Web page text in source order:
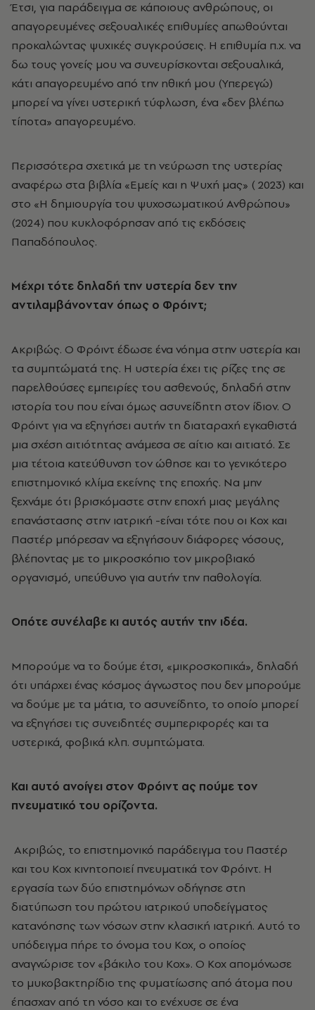
Έτσι, για παράδειγμα σε κάποιους ανθρώπους, οι
απαγορευμένες σεξουαλικές επιθυμίες απωθούνται
προκαλώντας ψυχικές συγκρούσεις. Η επιθυμία π.χ. να
δω τους γονείς μου να συνευρίσκονται σεξουαλικά,
κάτι απαγορευμένο από την ηθική μου (Υπερεγώ)
μπορεί να γίνει υστερική τύφλωση, ένα «δεν βλέπω
τίποτα» απαγορευμένο.
Περισσότερα σχετικά με τη νεύρωση της υστερίας
αναφέρω στα βιβλία «Εμείς και η Ψυχή μας» ( 2023) και
στο «Η δημιουργία του ψυχοσωματικού Ανθρώπου»
(2024) που κυκλοφόρησαν από τις εκδόσεις
Παπαδόπουλος.
Μέχρι τότε δηλαδή την υστερία δεν την
αντιλαμβάνονταν όπως ο Φρόιντ;
Ακριβώς. Ο Φρόιντ έδωσε ένα νόημα στην υστερία και
τα συμπτώματά της. Η υστερία έχει τις ρίζες της σε
παρελθούσες εμπειρίες του ασθενούς, δηλαδή στην
ιστορία του που είναι όμως ασυνείδητη στον ίδιον. Ο
Φρόιντ για να εξηγήσει αυτήν τη διαταραχή εγκαθιστά
μια σχέση αιτιότητας ανάμεσα σε αίτιο και αιτιατό. Σε
μια τέτοια κατεύθυνση τον ώθησε και το γενικότερο
επιστημονικό κλίμα εκείνης της εποχής. Να μην
ξεχνάμε ότι βρισκόμαστε στην εποχή μιας μεγάλης
επανάστασης στην ιατρική -είναι τότε που οι Κοχ και
Παστέρ μπόρεσαν να εξηγήσουν διάφορες νόσους,
βλέποντας με το μικροσκόπιο τον μικροβιακό
οργανισμό, υπεύθυνο για αυτήν την παθολογία.
Οπότε συνέλαβε κι αυτός αυτήν την ιδέα.
Μπορούμε να το δούμε έτσι, «μικροσκοπικά», δηλαδή
ότι υπάρχει ένας κόσμος άγνωστος που δεν μπορούμε
να δούμε με τα μάτια, το ασυνείδητο, το οποίο μπορεί
να εξηγήσει τις συνειδητές συμπεριφορές και τα
υστερικά, φοβικά κλπ. συμπτώματα.
Και αυτό ανοίγει στον Φρόιντ ας πούμε τον
πνευματικό του ορίζοντα.
Ακριβώς, το επιστημονικό παράδειγμα του Παστέρ
και του Κοχ κινητοποιεί πνευματικά τον Φρόιντ. Η
εργασία των δύο επιστημόνων οδήγησε στη
διατύπωση του πρώτου ιατρικού υποδείγματος
κατανόησης των νόσων στην κλασική ιατρική. Αυτό το
υπόδειγμα πήρε το όνομα του Κοχ, ο οποίος
αναγνώρισε τον «βάκιλο του Κοχ». Ο Κοχ απομόνωσε
το μυκοβακτηρίδιο της φυματίωσης από άτομα που
έπασχαν από τη νόσο και το ενέχυσε σε ένα